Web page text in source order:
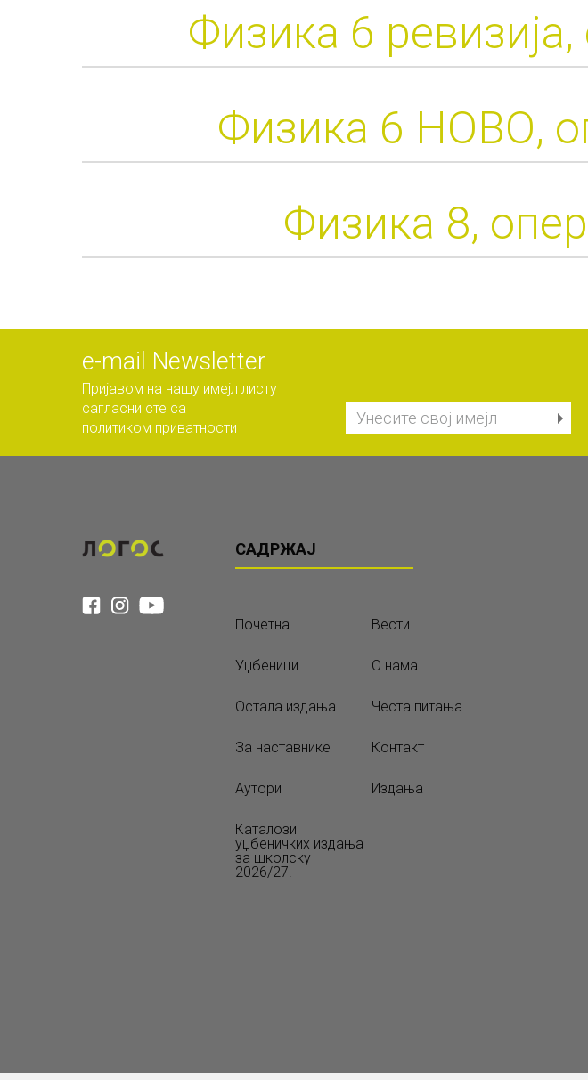
Физика 6
Физика 6 НОВО,
Физика 8,
е-mail Newsletter
Пријавом на нашу имејл листу
сагласни сте са
политиком приватности
САДРЖАЈ
Почетна Вести
Уџбеници О нама
Остала издања Честа питања
За наставнике Контакт
Аутори Издања
Каталози
уџбеничких издања
за школску
2026/27.